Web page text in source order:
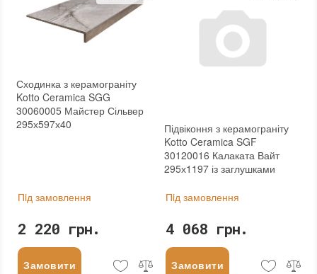
Сходинка з керамограніту
Kotto Ceramica SGG
30060005 Майстер Сільвер
295х597х40
Пiд замовлення
2 220 грн.
Замовити
Підвіконня з керамограніту
Kotto Ceramica SGF
30120016 Калаката Вайт
295х1197 із заглушками
Пiд замовлення
4 068 грн.
Замовити